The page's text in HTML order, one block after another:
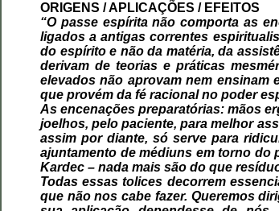
ORIGENS / APLICAÇÕES / EFEITOS
“O passe espírita não comporta as
ligados a antigas correntes
do espírito e não da matéria, da
derivam de teorias e práticas
elevados não aprovam nem ensinam
que provém da fé racional no poder
As encenações preparatórias: mãos
joelhos, pelo paciente, para melhor
assim por diante, só serve para
ajuntamento de médiuns em torno do
Kardec – nada mais são do que
Todas essas tolices decorrem
que não nos cabe fazer. Queremos